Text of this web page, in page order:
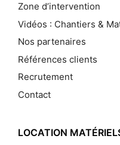
Zone d’intervention
Vidéos : Chantiers &
Nos partenaires
Références clients
Recrutement
Contact
LOCATION